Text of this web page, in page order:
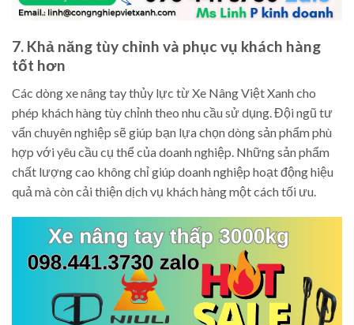
7. Khả năng tùy chỉnh và phục vụ khách hàng
tốt hơn
Các dòng xe nâng tay thủy lực từ Xe Nâng Việt Xanh cho
phép khách hàng tùy chỉnh theo nhu cầu sử dụng. Đội ngũ tư
vấn chuyên nghiệp sẽ giúp bạn lựa chọn dòng sản phẩm phù
hợp với yêu cầu cụ thể của doanh nghiệp. Những sản phẩm
chất lượng cao không chỉ giúp doanh nghiệp hoạt động hiệu
quả mà còn cải thiện dịch vụ khách hàng một cách tối ưu.